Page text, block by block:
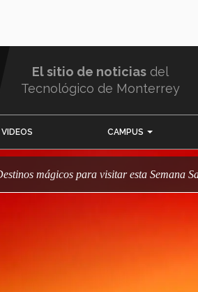
El sitio de noticias del
Tecnológico de Monterrey
VIDEOS CAMPUS
Destinos mágicos para visitar esta Semana